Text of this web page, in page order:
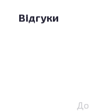
Відгуки